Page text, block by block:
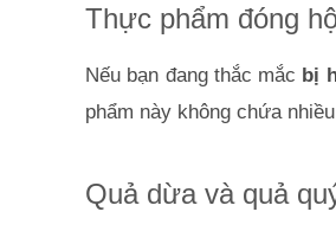
Thực phẩm đóng
Nếu bạn đang thắc mắc bị
phẩm này không chứa
Quả dừa và quả